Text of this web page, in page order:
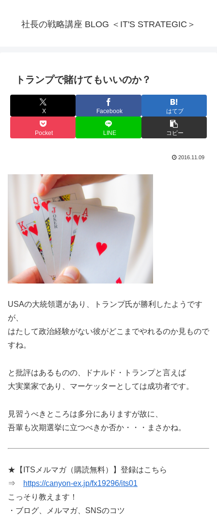
社長の戦略講座 BLOG ＜IT'S STRATEGIC＞
トランプで賭けてもいいのか？
X Facebook はてブ
Pocket LINE コピー
2016.11.09
USAの大統領選があり、トランプ氏が勝利したようです
が、
はたして政治経験がない彼がどこまでやれるのか見もので
すね。
と批評はあるものの、ドナルド・トランプと言えば
大実業家であり、マーケッターとしては成功者です。
見習うべきところは多分にありますが故に、
吾輩も次期選挙に立つべきか否か・・・まさかね。
★【ITSメルマガ（購読無料）】登録はこちら
⇒
https://canyon-ex.jp/fx19296/its01
こっそり教えます！
・ブログ、メルマガ、SNSのコツ